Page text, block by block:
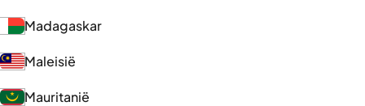
Madagaskar
Maleisië
Mauritanië